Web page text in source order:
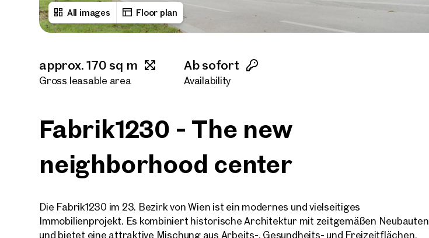
All images Floor plan
approx. 170 sq m
Gross leasable area
Ab sofort
Availability
Fabrik1230 - The new
neighborhood center
Die Fabrik1230 im 23. Bezirk von Wien ist ein modernes und vielseitiges
Immobilienprojekt. Es kombiniert historische Architektur mit zeitgemäßen Neubauten
und bietet eine attraktive Mischung aus Arbeits-, Gesundheits- und Freizeitflächen.